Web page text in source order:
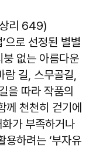
리 649)
으로 선정된 별별
없는 아름다운
길, 스무골길,
을 따라 작품의
께 천천히 걷기에
가 부족하거나
용하려는 ‘부자유